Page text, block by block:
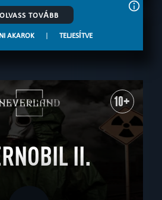
OLVASS TOVÁBB
AKAROK | TELJESÍTVE
10+
II.